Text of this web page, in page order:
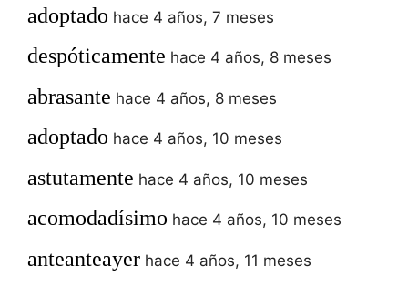
adoptado hace 4 años, 7 meses
despóticamente hace 4 años, 8 meses
abrasante hace 4 años, 8 meses
adoptado hace 4 años, 10 meses
astutamente hace 4 años, 10 meses
acomodadísimo hace 4 años, 10 meses
anteanteayer hace 4 años, 11 meses